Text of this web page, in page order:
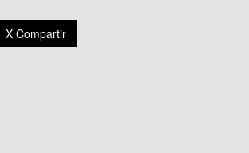
X Compartir